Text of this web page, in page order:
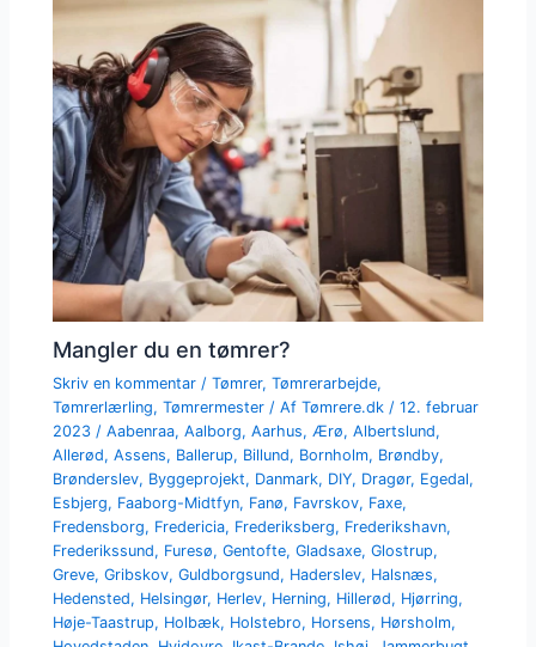
Mangler du en tømrer?
Skriv en kommentar /Tømrer,Tømrerarbejde,
Tømrerlærling,Tømrermester / AfTømrere.dk /12. februar
2023 /Aabenraa,Aalborg,Aarhus, Ærø,Albertslund,
Allerød,Assens, Ballerup, Billund, Bornholm, Brøndby,
Brønderslev, Byggeprojekt, Danmark, DIY, Dragør, Egedal,
Esbjerg, Faaborg-Midtfyn, Fanø, Favrskov, Faxe,
Fredensborg, Fredericia, Frederiksberg, Frederikshavn,
Frederikssund, Furesø,Gentofte,Gladsaxe,Glostrup,
Greve,Gribskov,Guldborgsund, Haderslev, Halsnæs,
Hedensted, Helsingør, Herlev, Herning, Hillerød, Hjørring,
Høje-Taastrup, Holbæk, Holstebro, Horsens, Hørsholm,